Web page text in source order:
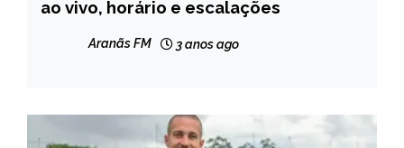
ao vivo, horário e escalações
Aranãs FM 3 anos ago